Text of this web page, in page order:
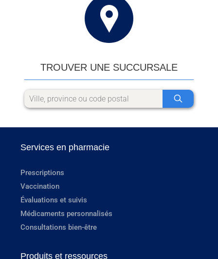
TROUVER UNE SUCCURSALE
Services en pharmacie
Prescriptions
Vaccination
Évaluations et suivis
Médicaments personnalisés
Consultations bien-être
Produits et ressources